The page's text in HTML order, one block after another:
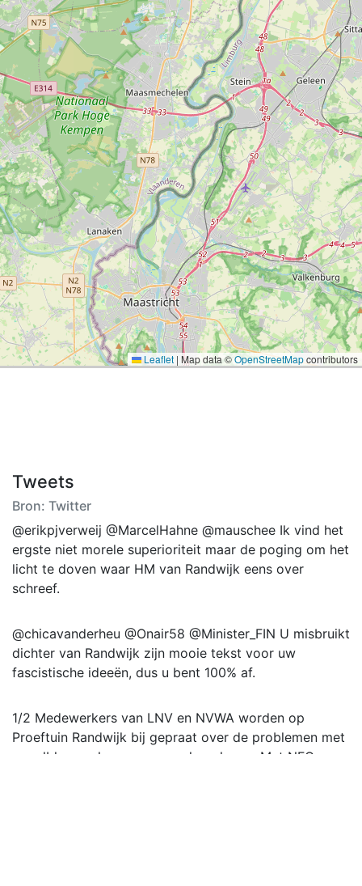
Leaflet | Map data ©OpenStreetMapcontributors
Tweets
Bron: Twitter
@erikpjverweij @MarcelHahne @mauschee Ik vind het
ergste niet morele superioriteit maar de poging om het
licht te doven waar HM van Randwijk eens over
schreef.
@chicavanderheu @Onair58 @Minister_FIN U misbruikt
dichter van Randwijk zijn mooie tekst voor uw
fascistische ideeën, dus u bent 100% af.
1/2 Medewerkers van LNV en NVWA worden op
Proeftuin Randwijk bij gepraat over de problemen met
appelbloesemkever en perenknopkever. Met NFO,